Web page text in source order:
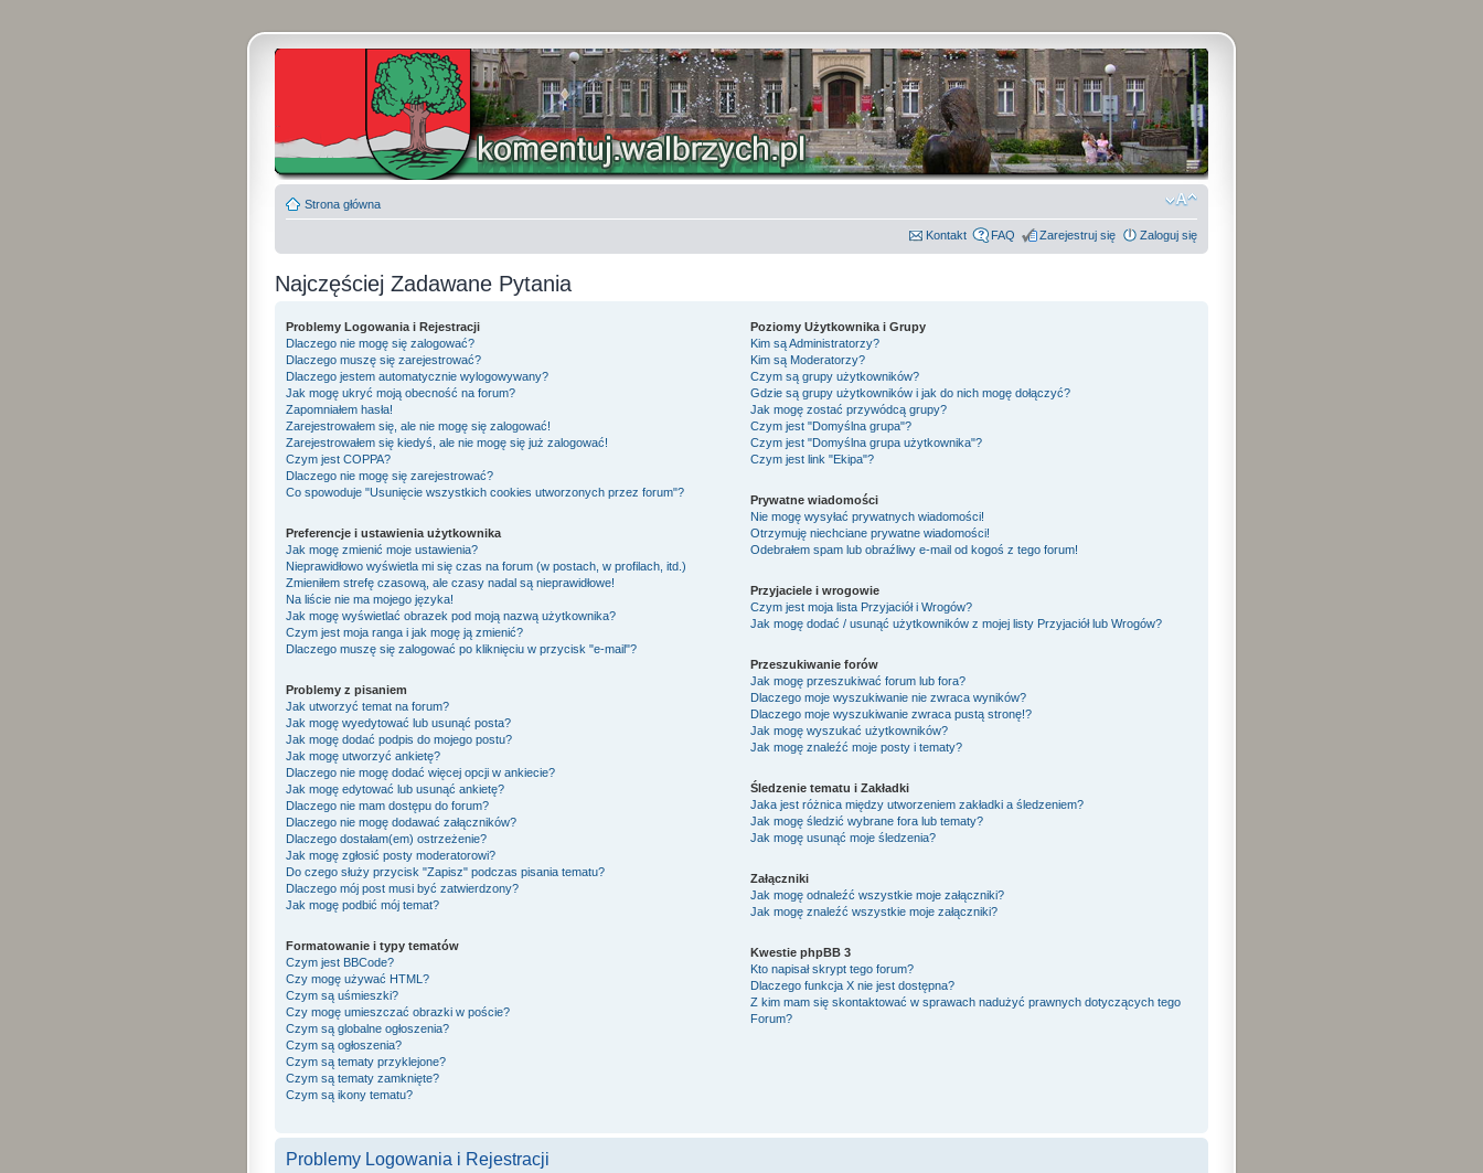
Strona główna
Kontakt FAQ Zarejestruj się Zaloguj się
Najczęściej Zadawane Pytania
Problemy Logowania i Rejestracji
Dlaczego nie mogę się zalogować?
Dlaczego muszę się zarejestrować?
Dlaczego jestem automatycznie wylogowywany?
Jak mogę ukryć moją obecność na forum?
Zapomniałem hasła!
Zarejestrowałem się, ale nie mogę się zalogować!
Zarejestrowałem się kiedyś, ale nie mogę się już zalogować!
Czym jest COPPA?
Dlaczego nie mogę się zarejestrować?
Co spowoduje "Usunięcie wszystkich cookies utworzonych przez forum"?
Preferencje i ustawienia użytkownika
Jak mogę zmienić moje ustawienia?
Nieprawidłowo wyświetla mi się czas na forum (w postach, w profilach, itd.)
Zmieniłem strefę czasową, ale czasy nadal są nieprawidłowe!
Na liście nie ma mojego języka!
Jak mogę wyświetlać obrazek pod moją nazwą użytkownika?
Czym jest moja ranga i jak mogę ją zmienić?
Dlaczego muszę się zalogować po kliknięciu w przycisk "e-mail"?
Problemy z pisaniem
Jak utworzyć temat na forum?
Jak mogę wyedytować lub usunąć posta?
Jak mogę dodać podpis do mojego postu?
Jak mogę utworzyć ankietę?
Dlaczego nie mogę dodać więcej opcji w ankiecie?
Jak mogę edytować lub usunąć ankietę?
Dlaczego nie mam dostępu do forum?
Dlaczego nie mogę dodawać załączników?
Dlaczego dostałam(em) ostrzeżenie?
Jak mogę zgłosić posty moderatorowi?
Do czego służy przycisk "Zapisz" podczas pisania tematu?
Dlaczego mój post musi być zatwierdzony?
Jak mogę podbić mój temat?
Formatowanie i typy tematów
Czym jest BBCode?
Czy mogę używać HTML?
Czym są uśmieszki?
Czy mogę umieszczać obrazki w poście?
Czym są globalne ogłoszenia?
Czym są ogłoszenia?
Czym są tematy przyklejone?
Czym są tematy zamknięte?
Czym są ikony tematu?
Poziomy Użytkownika i Grupy
Kim są Administratorzy?
Kim są Moderatorzy?
Czym są grupy użytkowników?
Gdzie są grupy użytkowników i jak do nich mogę dołączyć?
Jak mogę zostać przywódcą grupy?
Czym jest "Domyślna grupa"?
Czym jest "Domyślna grupa użytkownika"?
Czym jest link "Ekipa"?
Prywatne wiadomości
Nie mogę wysyłać prywatnych wiadomości!
Otrzymuję niechciane prywatne wiadomości!
Odebrałem spam lub obraźliwy e-mail od kogoś z tego forum!
Przyjaciele i wrogowie
Czym jest moja lista Przyjaciół i Wrogów?
Jak mogę dodać / usunąć użytkowników z mojej listy Przyjaciół lub Wrogów?
Przeszukiwanie forów
Jak mogę przeszukiwać forum lub fora?
Dlaczego moje wyszukiwanie nie zwraca wyników?
Dlaczego moje wyszukiwanie zwraca pustą stronę!?
Jak mogę wyszukać użytkowników?
Jak mogę znaleźć moje posty i tematy?
Śledzenie tematu i Zakładki
Jaka jest różnica między utworzeniem zakładki a śledzeniem?
Jak mogę śledzić wybrane fora lub tematy?
Jak mogę usunąć moje śledzenia?
Załączniki
Jak mogę odnaleźć wszystkie moje załączniki?
Jak mogę znaleźć wszystkie moje załączniki?
Kwestie phpBB 3
Kto napisał skrypt tego forum?
Dlaczego funkcja X nie jest dostępna?
Z kim mam się skontaktować w sprawach nadużyć prawnych dotyczących tego
Forum?
Problemy Logowania i Rejestracji